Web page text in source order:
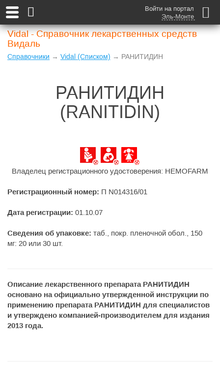
Войти на портал
Эль-Монте
Vidal - Справочник лекарственных средств
Видаль
Справочники → Vidal (Списком) → РАНИТИДИН
РАНИТИДИН
(RANITIDIN)
Владелец регистрационного удостоверения: HEMOFARM
Регистрационный номер: П N014316/01
Дата регистрации: 01.10.07
Сведения об упаковке: таб., покр. пленочной обол., 150
мг: 20 или 30 шт.
Описание лекарственного препарата РАНИТИДИН
основано на официально утвержденной инструкции по
применению препарата РАНИТИДИН для специалистов
и утверждено компанией-производителем для издания
2013 года.